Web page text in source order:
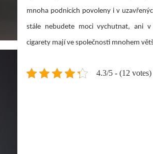
mnoha podnicích povoleny i v
stále nebudete moci vychutnat, ani v
cigarety mají ve společnosti mnohem
4.3/5 - (12 votes)